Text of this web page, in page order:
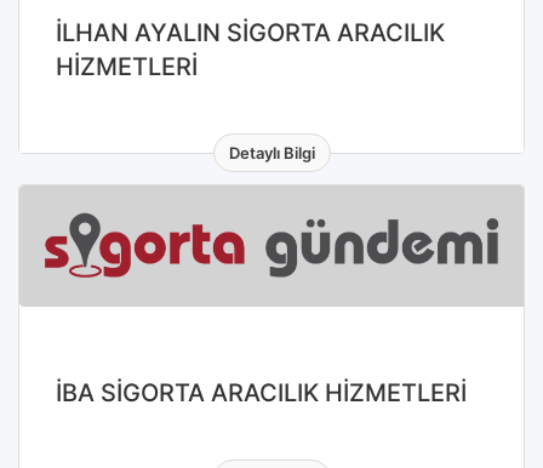
Detaylı Bilgi
İLHAN AYALIN SİGORTA ARACILIK
HİZMETLERİ
İBA SİGORTA ARACILIK HİZMETLERİ